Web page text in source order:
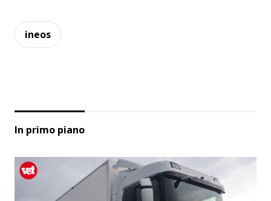
ineos
In primo piano